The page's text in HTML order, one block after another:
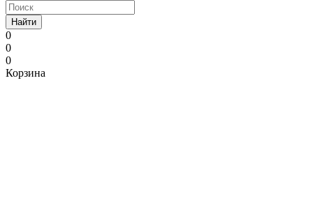
Найти
0
0
0
Корзина